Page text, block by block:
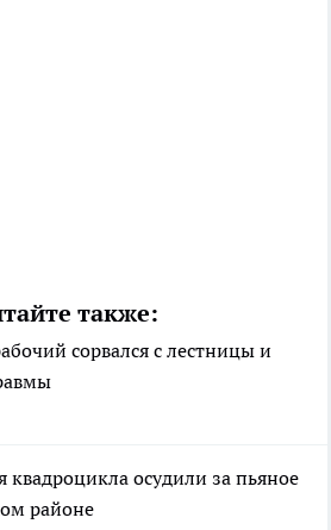
также:
сорвался с лестницы и
квадроцикла осудили за пьяное
районе